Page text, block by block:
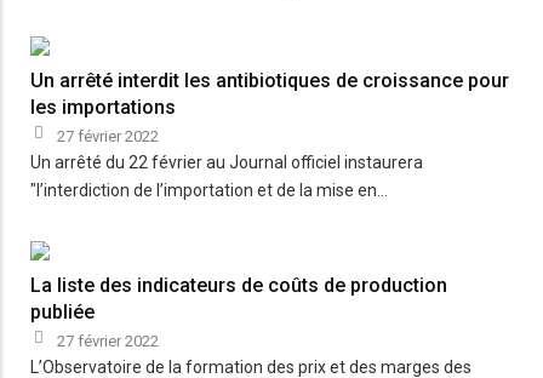
Un arrêté interdit les antibiotiques de croissance pour
les importations
27 février 2022
Un arrêté du 22 février au Journal officiel instaurera
"l’interdiction de l’importation et de la mise en…
La liste des indicateurs de coûts de production
publiée
27 février 2022
L’Observatoire de la formation des prix et des marges des